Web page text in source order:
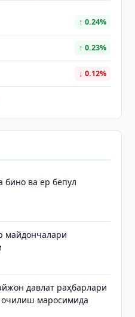
↑ 0.24%
↑ 0.23%
↓ 0.12%
бино ва ер бепул
майдончалари
давлат раҳбарлари
очилиш маросимида